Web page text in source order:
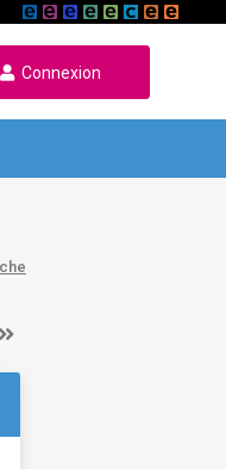
Connexion